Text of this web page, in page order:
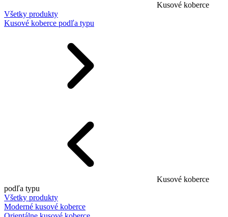
Kusové koberce
Všetky produkty
Kusové koberce podľa typu
Kusové koberce
podľa typu
Všetky produkty
Moderné kusové koberce